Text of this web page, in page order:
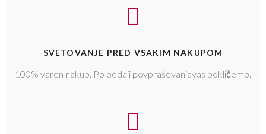
SVETOVANJE PRED VSAKIM NAKUPOM
100% varen nakup. Po oddaji povpraševanjavas pokličemo.